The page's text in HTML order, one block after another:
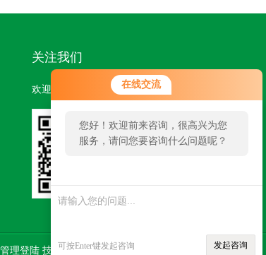
在线交流
您好！欢迎前来咨询，很高兴为您
服务，请问您要咨询什么问题呢？
可按Enter键发起咨询 发起咨询
关注我们
欢迎您关注我们的微信公众号了解更多信息：
管理登陆 技术支持： 食品机械设备网 SITEMAP.XML